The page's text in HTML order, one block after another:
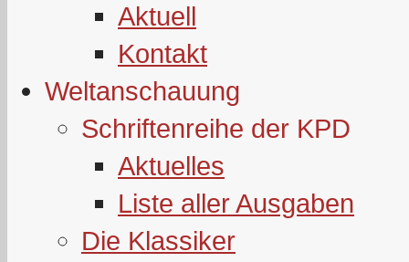
Aktuell
Kontakt
Weltanschauung
Schriftenreihe der KPD
Aktuelles
Liste aller Ausgaben
Die Klassiker